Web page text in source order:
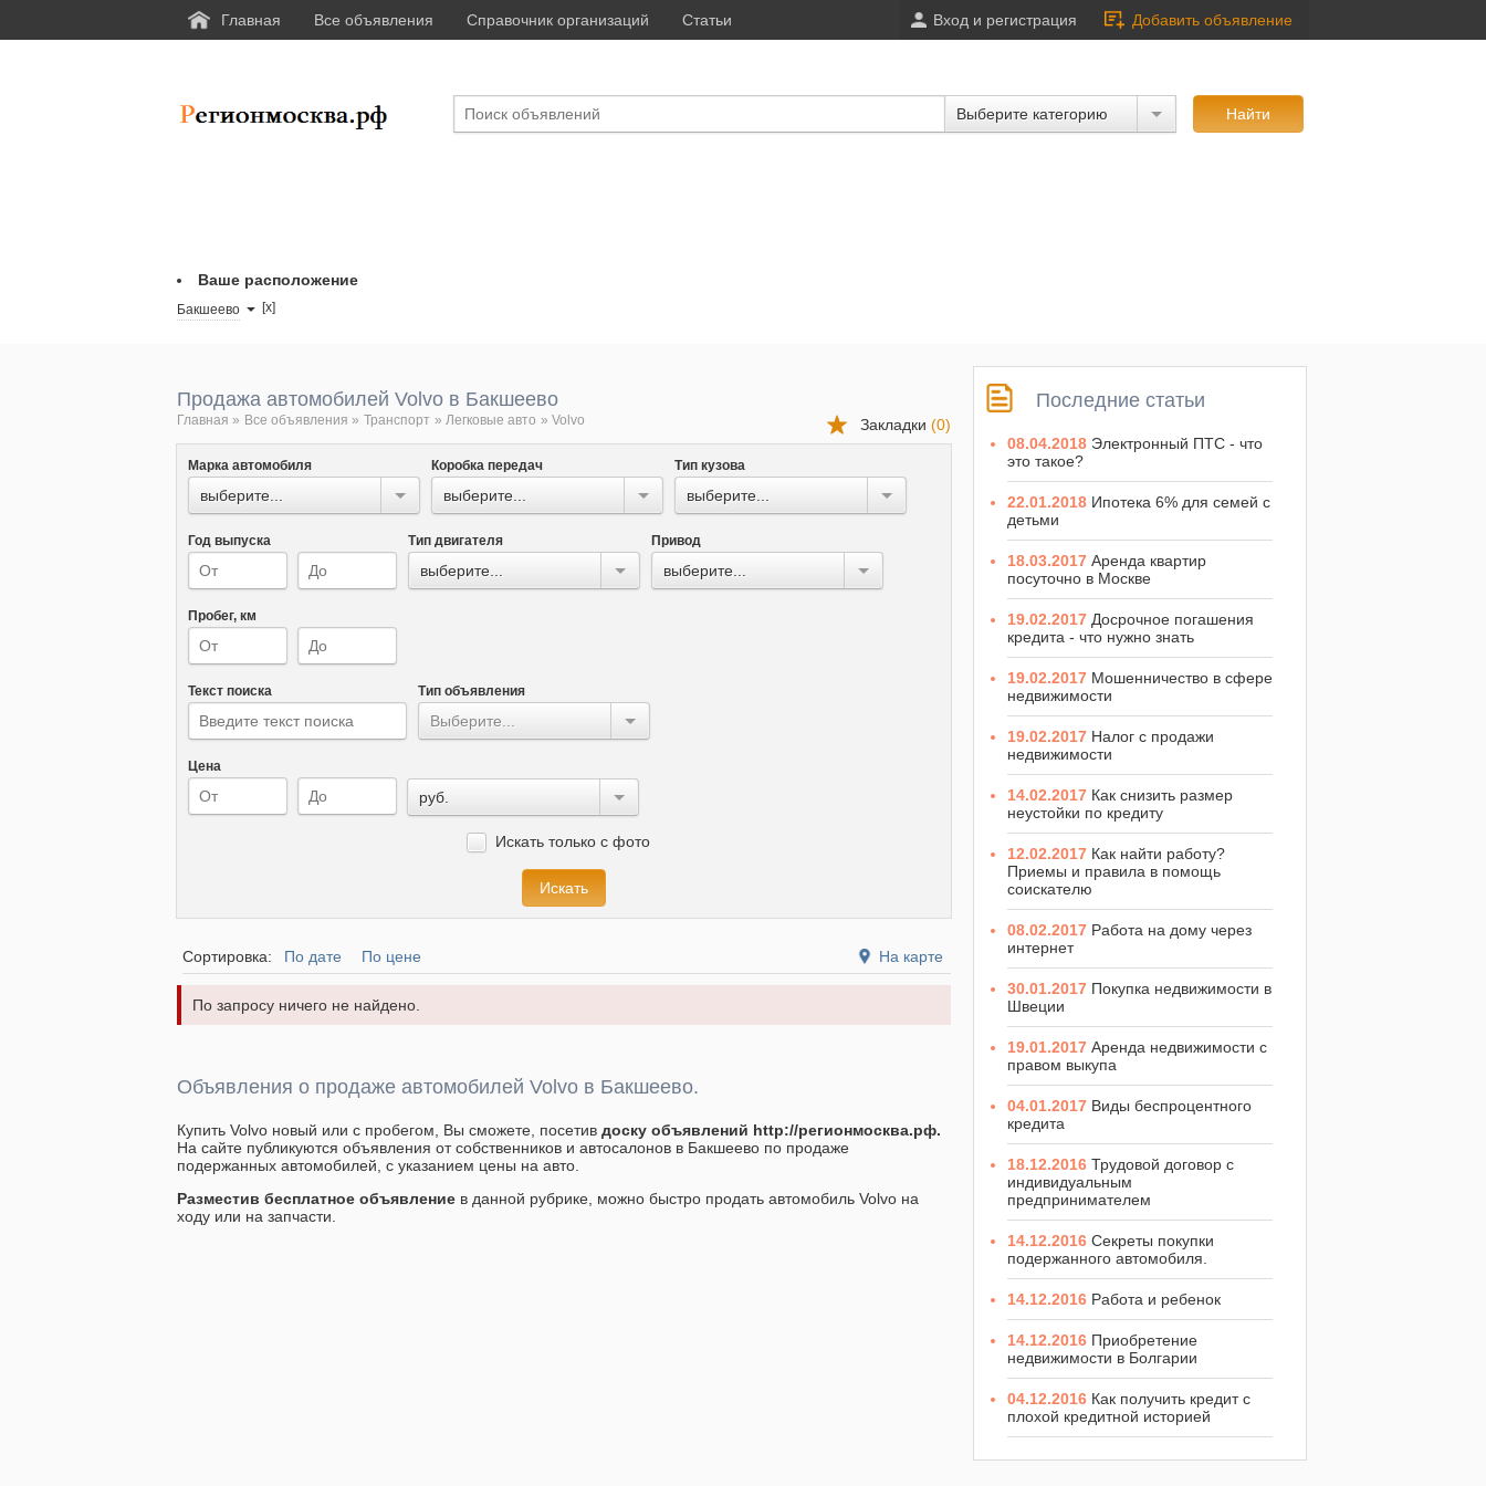
Главная Все объявления Справочник организаций Статьи Вход и регистрация Добавить объявление
Ваше расположение
Бакшеево [x]
Выберите категорию
Продажа автомобилей Volvo в Бакшеево
Закладки (0)
Главная » Все объявления » Транспорт » Легковые авто » Volvo
Марка автомобиля
выберите...
Коробка передач
выберите...
Тип кузова
выберите...
Год выпуска Тип двигателя
выберите...
Привод
выберите...
Пробег, км
Текст поиска Тип объявления
Выберите...
Цена
руб.
Искать только с фото
Сортировка: По дате По цене На карте
По запросу ничего не найдено.
Объявления о продаже автомобилей Volvo в Бакшеево.
Купить Volvo новый или с пробегом, Вы сможете, посетив доску объявлений http://регионмосква.рф.
На сайте публикуются объявления от собственников и автосалонов в Бакшеево по продаже
подержанных автомобилей, с указанием цены на авто.
Разместив бесплатное объявление в данной рубрике, можно быстро продать автомобиль Volvo на
ходу или на запчасти.
Последние статьи
08.04.2018 Электронный ПТС - что
это такое?
22.01.2018 Ипотека 6% для семей с
детьми
18.03.2017 Аренда квартир
посуточно в Москве
19.02.2017 Досрочное погашения
кредита - что нужно знать
19.02.2017 Мошенничество в сфере
недвижимости
19.02.2017 Налог с продажи
недвижимости
14.02.2017 Как снизить размер
неустойки по кредиту
12.02.2017 Как найти работу?
Приемы и правила в помощь
соискателю
08.02.2017 Работа на дому через
интернет
30.01.2017 Покупка недвижимости в
Швеции
19.01.2017 Аренда недвижимости с
правом выкупа
04.01.2017 Виды беспроцентного
кредита
18.12.2016 Трудовой договор с
индивидуальным
предпринимателем
14.12.2016 Секреты покупки
подержанного автомобиля.
14.12.2016 Работа и ребенок
14.12.2016 Приобретение
недвижимости в Болгарии
04.12.2016 Как получить кредит с
плохой кредитной историей